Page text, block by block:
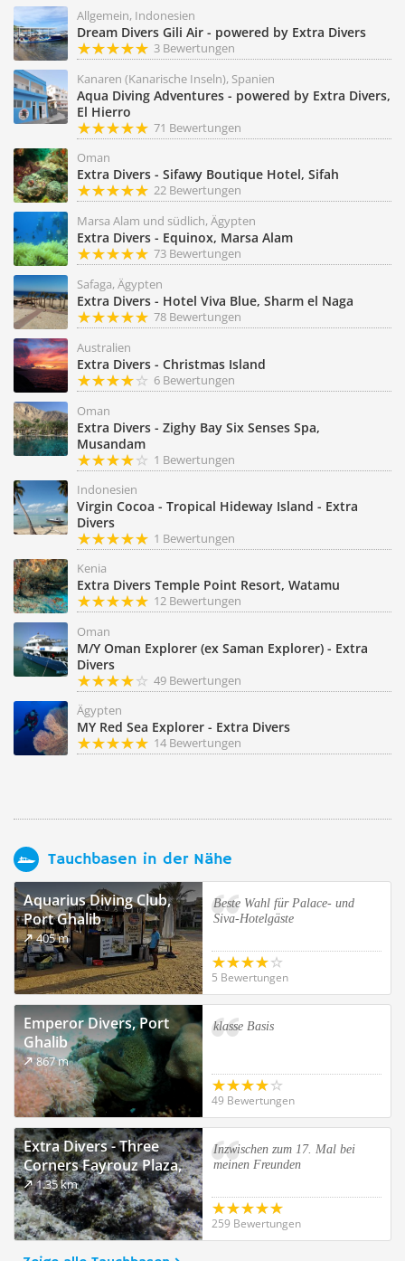
Allgemein, Indonesien
Dream Divers Gili Air - powered by Extra Divers
3 Bewertungen
Kanaren (Kanarische Inseln), Spanien
Aqua Diving Adventures - powered by Extra Divers,
El Hierro
71 Bewertungen
Oman
Extra Divers - Sifawy Boutique Hotel, Sifah
22 Bewertungen
Marsa Alam und südlich, Ägypten
Extra Divers - Equinox, Marsa Alam
73 Bewertungen
Safaga, Ägypten
Extra Divers - Hotel Viva Blue, Sharm el Naga
78 Bewertungen
Australien
Extra Divers - Christmas Island
6 Bewertungen
Oman
Extra Divers - Zighy Bay Six Senses Spa,
Musandam
1 Bewertungen
Indonesien
Virgin Cocoa - Tropical Hideway Island - Extra
Divers
1 Bewertungen
Kenia
Extra Divers Temple Point Resort, Watamu
12 Bewertungen
Oman
M/Y Oman Explorer (ex Saman Explorer) - Extra
Divers
49 Bewertungen
Ägypten
MY Red Sea Explorer - Extra Divers
14 Bewertungen
Tauchbasen in der Nähe
Aquarius Diving Club,
Port Ghalib
405 m
Beste Wahl für Palace- und
Siva-Hotelgäste
5 Bewertungen
Emperor Divers, Port
Ghalib
867 m
klasse Basis
49 Bewertungen
Extra Divers - Three
Corners Fayrouz Plaza,
Marsa Alam
1.35 km
Inzwischen zum 17. Mal bei
meinen Freunden
259 Bewertungen